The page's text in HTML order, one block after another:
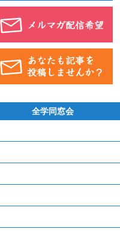
全学同窓会